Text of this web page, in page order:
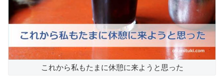
これから私もたまに休憩に来ようと思った